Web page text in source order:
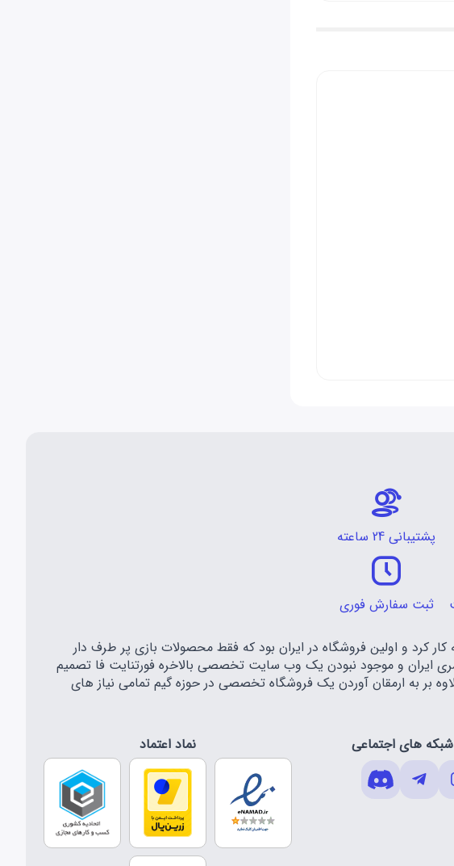
پشتیبانی 24 ساعته
ثبت سفارش فوری
فورتنایت فا سابق ) از اوایل ماه مهر سال ۱۳۹۷ شروع به کار کرد و اولین فروشگاه در ایران بود که فقط محصولات بازی پر طرف دار
با توجه به نیاز جامعه گیمری ایران و موجود نبودن یک وب سایت تخصصی بالاخره فورتنایت فا تصمیم
بر به ارمقان آوردن یک فروشگاه تخصصی در حوزه گیم تمامی نیاز های
های اجتماعی نماد اعتماد